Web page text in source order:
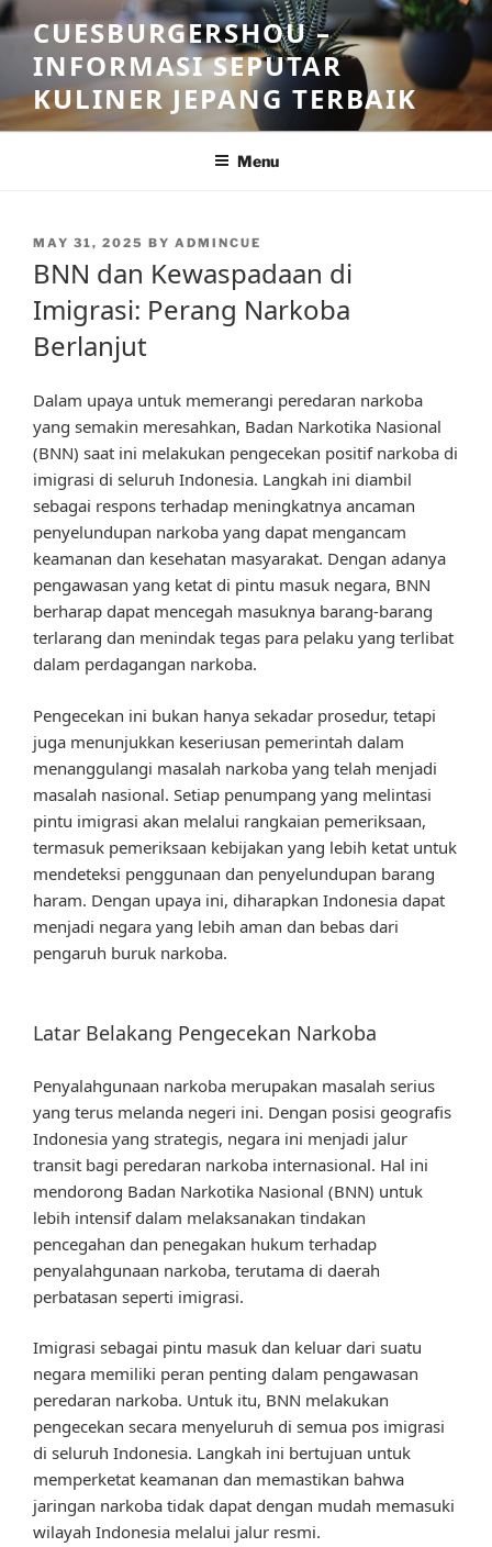
Skip
to
content
CUESBURGERSHOU –
INFORMASI SEPUTAR
KULINER JEPANG TERBAIK
Menu
POSTED
MAY 31, 2025 BY ADMINCUE
BNN dan Kewaspadaan di
Imigrasi: Perang Narkoba
Berlanjut
Dalam upaya untuk memerangi peredaran narkoba
yang semakin meresahkan, Badan Narkotika Nasional
(BNN) saat ini melakukan pengecekan positif narkoba di
imigrasi di seluruh Indonesia. Langkah ini diambil
sebagai respons terhadap meningkatnya ancaman
penyelundupan narkoba yang dapat mengancam
keamanan dan kesehatan masyarakat. Dengan adanya
pengawasan yang ketat di pintu masuk negara, BNN
berharap dapat mencegah masuknya barang-barang
terlarang dan menindak tegas para pelaku yang terlibat
dalam perdagangan narkoba.
Pengecekan ini bukan hanya sekadar prosedur, tetapi
juga menunjukkan keseriusan pemerintah dalam
menanggulangi masalah narkoba yang telah menjadi
masalah nasional. Setiap penumpang yang melintasi
pintu imigrasi akan melalui rangkaian pemeriksaan,
termasuk pemeriksaan kebijakan yang lebih ketat untuk
mendeteksi penggunaan dan penyelundupan barang
haram. Dengan upaya ini, diharapkan Indonesia dapat
menjadi negara yang lebih aman dan bebas dari
pengaruh buruk narkoba.
Latar Belakang Pengecekan Narkoba
Penyalahgunaan narkoba merupakan masalah serius
yang terus melanda negeri ini. Dengan posisi geografis
Indonesia yang strategis, negara ini menjadi jalur
transit bagi peredaran narkoba internasional. Hal ini
mendorong Badan Narkotika Nasional (BNN) untuk
lebih intensif dalam melaksanakan tindakan
pencegahan dan penegakan hukum terhadap
penyalahgunaan narkoba, terutama di daerah
perbatasan seperti imigrasi.
Imigrasi sebagai pintu masuk dan keluar dari suatu
negara memiliki peran penting dalam pengawasan
peredaran narkoba. Untuk itu, BNN melakukan
pengecekan secara menyeluruh di semua pos imigrasi
di seluruh Indonesia. Langkah ini bertujuan untuk
memperketat keamanan dan memastikan bahwa
jaringan narkoba tidak dapat dengan mudah memasuki
wilayah Indonesia melalui jalur resmi.